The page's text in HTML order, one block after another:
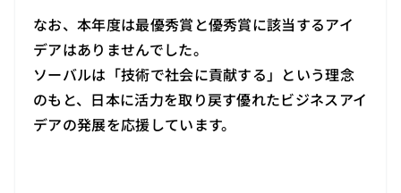
なお、本年度は最優秀賞と優秀賞に該当するアイ
デアはありませんでした。
ソーバルは「技術で社会に貢献する」という理念
のもと、日本に活力を取り戻す優れたビジネスアイ
デアの発展を応援しています。